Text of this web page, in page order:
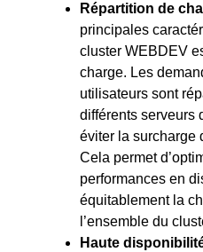
Répartition de
principales
cluster WEBDEV
charge. Les
utilisateurs sont
différents serveurs
éviter la surcharge
Cela permet
performances en
équitablement la
l’ensemble du
Haute